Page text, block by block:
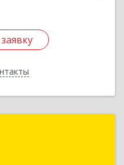
Каменка д,